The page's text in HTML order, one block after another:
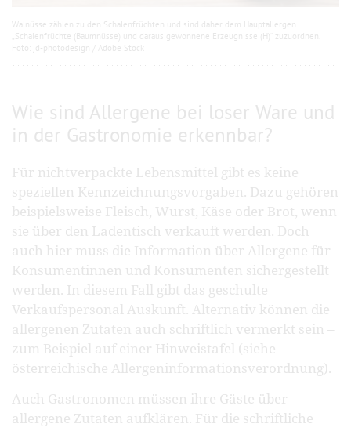
Walnüsse zählen zu den Schalenfrüchten und sind daher dem Hauptallergen
„Schalenfrüchte (Baumnüsse) und daraus gewonnene Erzeugnisse (H)“ zuzuordnen.
Foto: jd-photodesign / Adobe Stock
Wie sind Allergene bei loser Ware und
in der Gastronomie erkennbar?
Für nichtverpackte Lebensmittel gibt es keine
speziellen Kennzeichnungsvorgaben. Dazu gehören
beispielsweise Fleisch, Wurst, Käse oder Brot, wenn
sie über den Ladentisch verkauft werden. Doch
auch hier muss die Information über Allergene für
Konsumentinnen und Konsumenten sichergestellt
werden. In diesem Fall gibt das geschulte
Verkaufspersonal Auskunft. Alternativ können die
allergenen Zutaten auch schriftlich vermerkt sein –
zum Beispiel auf einer Hinweistafel (siehe
österreichische Allergeninformationsverordnung).
Auch Gastronomen müssen ihre Gäste über
allergene Zutaten aufklären. Für die schriftliche